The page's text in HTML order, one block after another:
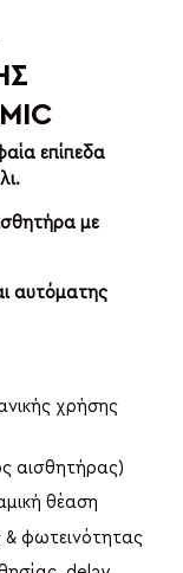
επίπεδα
με
αυτόματης
χρήσης
αισθητήρας)
θέαση
& φωτεινότητας